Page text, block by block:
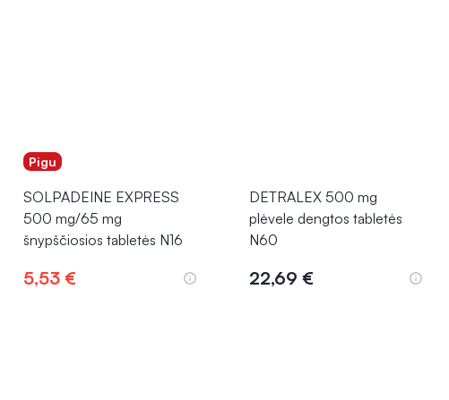
Pigu
SOLPADEINE EXPRESS
500 mg/65 mg
šnypščiosios tabletės N16
5,53 €
DETRALEX 500 mg
plėvele dengtos tabletės
N60
22,69 €